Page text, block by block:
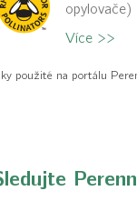
opylovače)
Více >>
použité na portálu